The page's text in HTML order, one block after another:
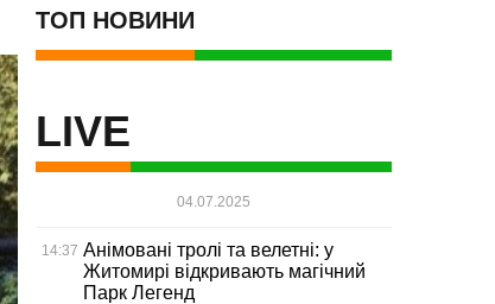
ТОП НОВИНИ
LIVE
04.07.2025
14:37 Анімовані тролі та велетні: у
Житомирі відкривають магічний
Парк Легенд